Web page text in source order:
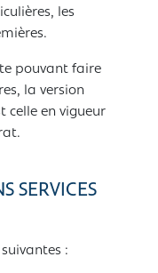
les
pouvant faire
la version
celle en vigueur
SERVICES
: